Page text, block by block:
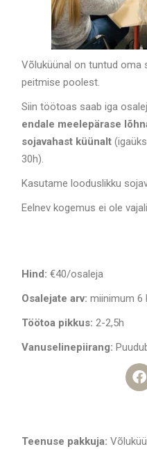
Võluküünal on tuntud oma
peitmise poolest.
Siin töötoas saab iga
endale meelepärase
sojavahast küünalt
30h).
Kasutame looduslikku
Eelnev kogemus ei ole
Hind: €40/osaleja
Osalejate arv: miinimum 6
Töötoa pikkus: 2-2,5h
Vanuselinepiirang:
Teenuse pakkuja: